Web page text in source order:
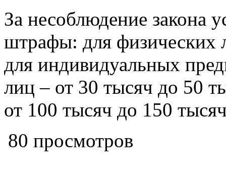
За несоблюдение закона
штрафы: для физических
для индивидуальных
лиц – от 30 тысяч до 50
от 100 тысяч до 150
80 просмотров